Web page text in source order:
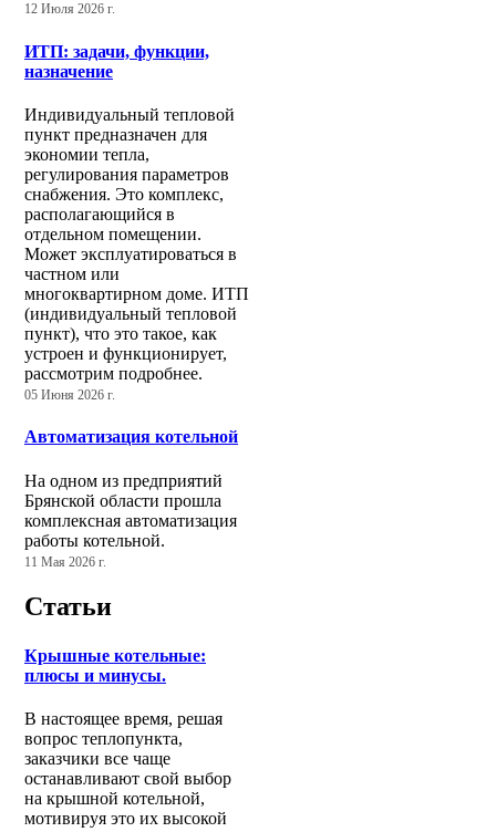
12 Июля 2026 г.
ИТП: задачи, функции,
назначение
Индивидуальный тепловой
пункт предназначен для
экономии тепла,
регулирования параметров
снабжения. Это комплекс,
располагающийся в
отдельном помещении.
Может эксплуатироваться в
частном или
многоквартирном доме. ИТП
(индивидуальный тепловой
пункт), что это такое, как
устроен и функционирует,
рассмотрим подробнее.
05 Июня 2026 г.
Автоматизация котельной
На одном из предприятий
Брянской области прошла
комплексная автоматизация
работы котельной.
11 Мая 2026 г.
Статьи
Крышные котельные:
плюсы и минусы.
В настоящее время, решая
вопрос теплопункта,
заказчики все чаще
останавливают свой выбор
на крышной котельной,
мотивируя это их высокой